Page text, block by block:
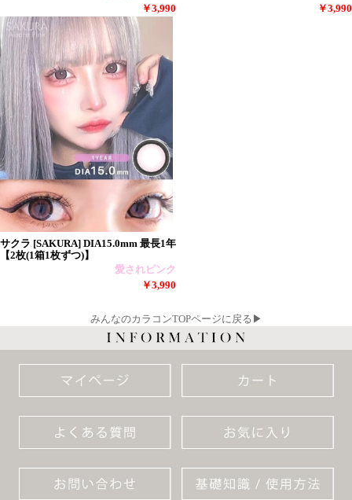
￥3,990
￥3,990
サクラ [SAKURA] DIA15.0mm 最長1年
【2枚(1箱1枚ずつ)】
愛されピンク
￥3,990
みんなのカラコンTOPページに戻る▶